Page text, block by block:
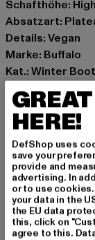
Schafthöhe:
Absatzart:
Details: Vegan
Marke: Buffalo
Kat.: Winter
Farbe: schwarz
Hersteller
Obermaterial:
Innenfutter:
Art.Nr:
Hersteller:
boots.com
Schanzenstraße
HERE!
DefShop uses
save your
provide and
advertising. In
or to use
your data in the
the EU data
this, click on
agree to this.